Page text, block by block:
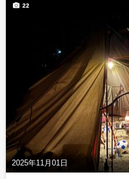
2025年11月01日
22